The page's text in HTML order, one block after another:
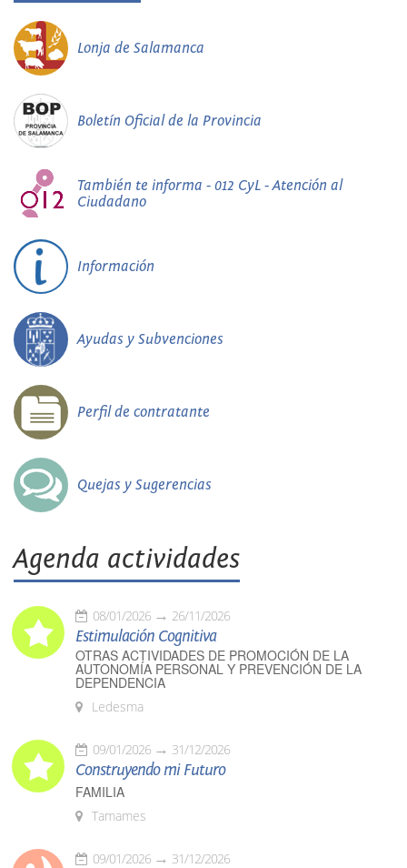
Lonja de Salamanca
Boletín Oficial de la Provincia
También te informa - 012 CyL - Atención al
Ciudadano
Información
Ayudas y Subvenciones
Perfil de contratante
Quejas y Sugerencias
Agenda actividades
08/01/2026 26/11/2026
Estimulación Cognitiva
OTRAS ACTIVIDADES DE PROMOCIÓN DE LA
AUTONOMÍA PERSONAL Y PREVENCIÓN DE LA
DEPENDENCIA
Ledesma
09/01/2026 31/12/2026
Construyendo mi Futuro
FAMILIA
Tamames
09/01/2026 31/12/2026